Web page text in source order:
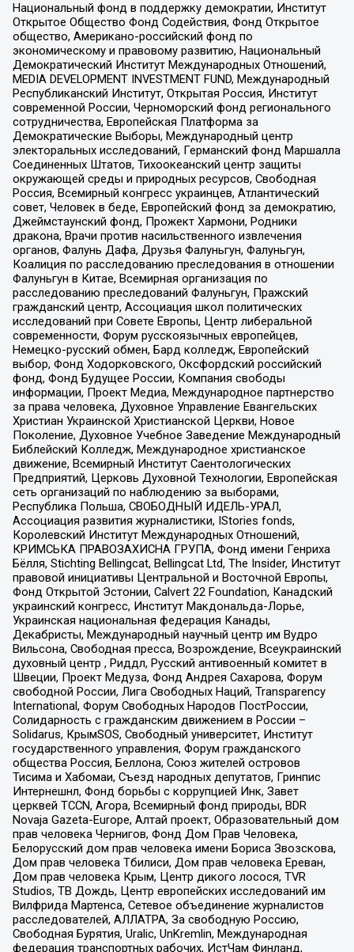
Национальный фонд в поддержку демократии, Институт
Открытое Общество Фонд Содействия, Фонд Открытое
общество, Американо-российский фонд по
экономическому и правовому развитию, Национальный
Демократический Институт Международных Отношений,
MEDIA DEVELOPMENT INVESTMENT FUND, Международный
Республиканский Институт, Открытая Россия, Институт
современной России, Черноморский фонд регионального
сотрудничества, Европейская Платформа за
Демократические Выборы, Международный центр
электоральных исследований, Германский фонд Маршалла
Соединенных Штатов, Тихоокеанский центр защиты
окружающей среды и природных ресурсов, Свободная
Россия, Всемирный конгресс украинцев, Атлантический
совет, Человек в беде, Европейский фонд за демократию,
Джеймстаунский фонд, Прожект Хармони, Родники
дракона, Врачи против насильственного извлечения
органов, Фалунь Дафа, Друзья Фалуньгун, Фалуньгун,
Коалиция по расследованию преследования в отношении
Фалуньгун в Китае, Всемирная организация по
расследованию преследований Фалуньгун, Пражский
гражданский центр, Ассоциация школ политических
исследований при Совете Европы, Центр либеральной
современности, Форум русскоязычных европейцев,
Немецко-русский обмен, Бард колледж, Европейский
выбор, Фонд Ходорковского, Оксфордский российский
фонд, Фонд Будущее России, Компания свободы
информации, Проект Медиа, Международное партнерство
за права человека, Духовное Управление Евангельских
Христиан Украинской Христианской Церкви, Новое
Поколение, Духовное Учебное Заведение Международный
Библейский Колледж, Международное христианское
движение, Всемирный Институт Саентологических
Предприятий, Церковь Духовной Технологии, Европейская
сеть организаций по наблюдению за выборами,
Республика Польша, СВОБОДНЫЙ ИДЕЛЬ-УРАЛ,
Ассоциация развития журналистики, IStories fonds,
Королевский Институт Международных Отношений,
КРИМСЬКА ПРАВОЗАХИСНА ГРУПА, Фонд имени Генриха
Бёлля, Stichting Bellingcat, Bellingcat Ltd, The Insider, Институт
правовой инициативы Центральной и Восточной Европы,
Фонд Открытой Эстонии, Calvert 22 Foundation, Канадский
украинский конгресс, Институт Макдональда-Лорье,
Украинская национальная федерация Канады,
Декабристы, Международный научный центр им Вудро
Вильсона, Свободная пресса, Возрождение, Всеукраинский
духовный центр , Риддл, Русский антивоенный комитет в
Швеции, Проект Медуза, Фонд Андрея Сахарова, Форум
свободной России, Лига Свободных Наций, Transparеncy
International, Форум Свободных Народов ПостРоссии,
Солидарность с гражданским движением в России –
Solidarus, КрымSOS, Свободный университет, Институт
государственного управления, Форум гражданского
общества Россия, Беллона, Союз жителей островов
Тисима и Хабомаи, Съезд народных депутатов, Гринпис
Интернешнл, Фонд борьбы с коррупцией Инк, Завет
церквей TCCN, Агора, Всемирный фонд природы, BDR
Novaja Gazeta-Europe, Алтай проект, Образовательный дом
прав человека Чернигов, Фонд Дом Прав Человека,
Белорусский дом прав человека имени Бориса Звозскова,
Дом прав человека Тбилиси, Дом прав человека Ереван,
Дом прав человека Крым, Центр дикого лосося, TVR
Studios, ТВ Дождь, Центр европейских исследований им
Вилфрида Мартенса, Сетевое объединение журналистов
расследователей, АЛЛАТРА, За свободную Россию,
Свободная Бурятия, Uralic, UnKremlin, Международная
федерация транспортных рабочих, ИстЧам Финланд,